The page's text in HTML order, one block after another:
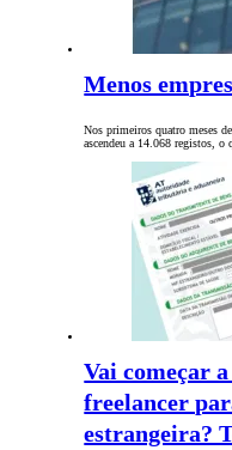
Menos
Nos primeiros quatro meses
ascendeu a 14.068 registos, o
Vai começar
freelancer
estrangeira?